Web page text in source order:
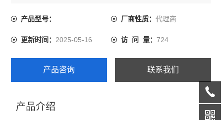
赛默飞Micro17微量离心机
精骐摆床
精骐混匀仪
精骐干式恒温器
精骐振荡器/摇床
产品型号： 厂商性质： 代理商
更新时间：2025-05-16 访 问 量： 724
产品咨询 联系我们
产品介绍